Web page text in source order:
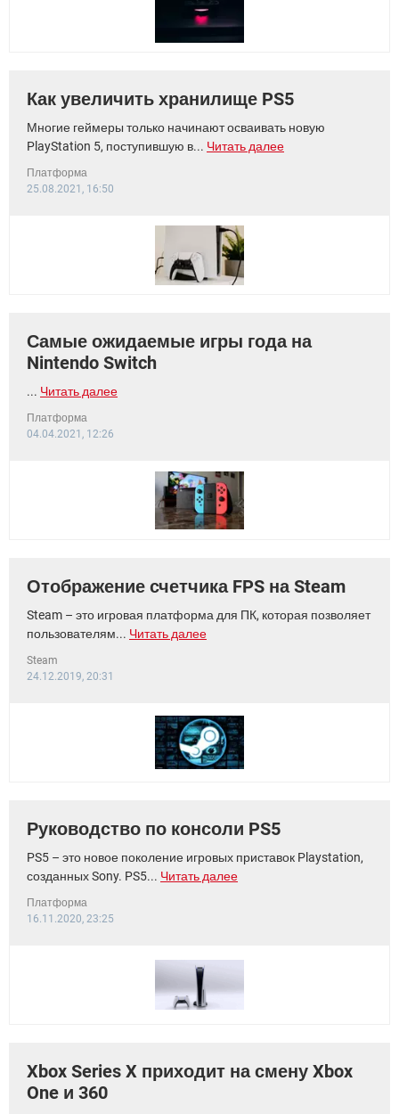
Как увеличить хранилище PS5
Многие геймеры только начинают осваивать новую
PlayStation 5, поступившую в... Читать далее
Платформа
25.08.2021, 16:50
Самые ожидаемые игры года на
Nintendo Switch
... Читать далее
Платформа
04.04.2021, 12:26
Отображение счетчика FPS на Steam
Steam – это игровая платформа для ПК, которая позволяет
пользователям... Читать далее
Steam
24.12.2019, 20:31
Руководство по консоли PS5
PS5 – это новое поколение игровых приставок Playstation,
созданных Sony. PS5... Читать далее
Платформа
16.11.2020, 23:25
Xbox Series X приходит на смену Xbox
One и 360